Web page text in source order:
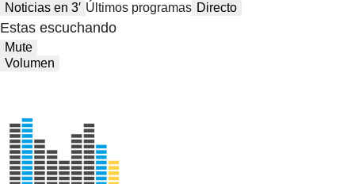
Noticias en 3′ Últimos programas Directo
Estas escuchando
Mute
Volumen